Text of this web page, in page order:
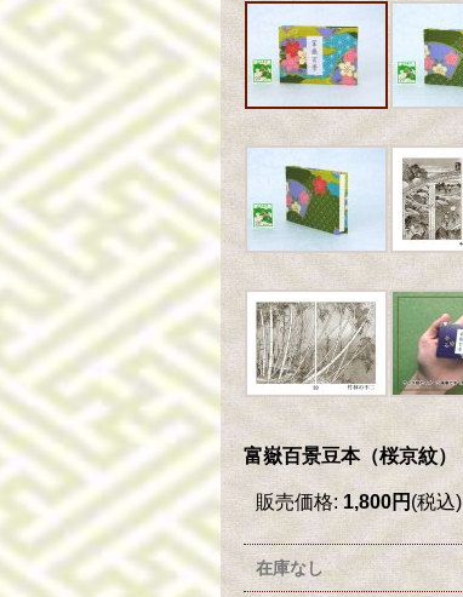
富嶽百景豆本（桜京紋）
販売価格: 1,800円 (税込)
在庫なし